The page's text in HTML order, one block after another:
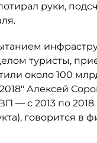
руки,
туристы,
около 100
Алексей
— с 2013 по
говорится в